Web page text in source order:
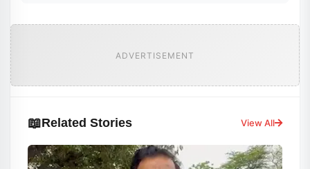
ADVERTISEMENT
📖Related Stories View All